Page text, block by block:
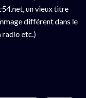
un vieux titre
différent dans le
radio etc.)